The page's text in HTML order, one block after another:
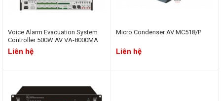
Voice Alarm Evacuation System
Controller 500W AV VA-8000MA
Liên hệ
Micro Condenser AV MC518/P
Liên hệ